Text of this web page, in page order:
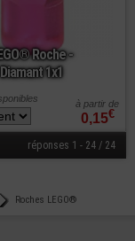
Roche -
Diamant 1x1
0,15€
à partir de
réponses 1 - 24 / 24
Roches LEGO®